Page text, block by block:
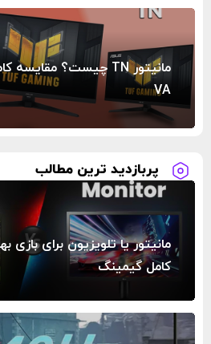
VA
پربازدید ترین مطالب
مانیتور یا تلویزیون برای بازی
کامل گیمینگ